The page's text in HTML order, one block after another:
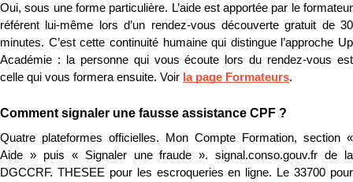
Oui, sous une forme particulière. L’aide est apportée par le formateur
référent lui-même lors d’un rendez-vous découverte gratuit de 30
minutes. C’est cette continuité humaine qui distingue l’approche Up
Académie : la personne qui vous écoute lors du rendez-vous est
celle qui vous formera ensuite. Voir la page Formateurs.
Comment signaler une fausse assistance CPF ?
Quatre plateformes officielles. Mon Compte Formation, section «
Aide » puis « Signaler une fraude ». signal.conso.gouv.fr de la
DGCCRF. THESEE pour les escroqueries en ligne. Le 33700 pour